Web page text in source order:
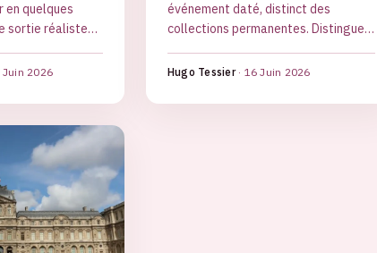
en quelques
sortie réaliste
Juin 2026
événement daté, distinct des
collections permanentes. Distinguer
réserver un créneau : la méthode.
Hugo Tessier · 16 Juin 2026